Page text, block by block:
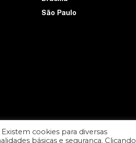
São Paulo
cookies para diversas
básicas e segurança. Clicando